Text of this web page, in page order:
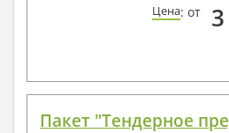
Цена: от
Пакет "Тендерное